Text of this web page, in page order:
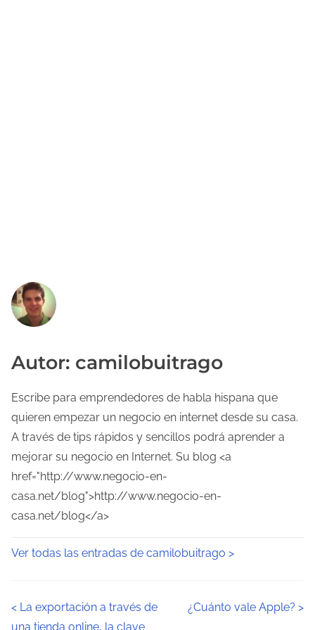
Autor: camilobuitrago
Escribe para emprendedores de habla hispana que
quieren empezar un negocio en internet desde su casa.
A través de tips rápidos y sencillos podrá aprender a
mejorar su negocio en Internet. Su blog <a
href="http://www.negocio-en-
casa.net/blog">http://www.negocio-en-
casa.net/blog</a>
Ver todas las entradas de camilobuitrago >
N
< La exportación a través de
una tienda online, la clave
¿Cuánto vale Apple? >